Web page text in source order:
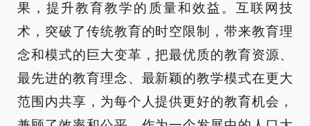
果，提升教育教学的质量和效益。互联网技
术，突破了传统教育的时空限制，带来教育理
念和模式的巨大变革，把最优质的教育资源、
最先进的教育理念、最新颖的教学模式在更大
范围内共享，为每个人提供更好的教育机会，